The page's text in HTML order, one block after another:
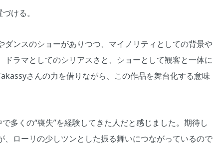
ける。
ンスのショーがありつつ、マイノリティとしての背景や
ラマとしてのシリアスさと、ショーとして観客と一体に
さんの力を借りながら、この作品を舞台化する意味
多くの“喪失”を経験してきた人だと感じました。期待し
ローリの少しツンとした振る舞いにつながっているので